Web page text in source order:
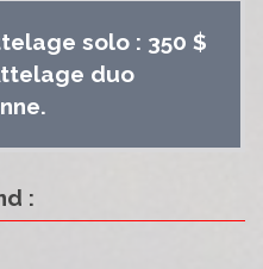
solo : 350 $
duo
: